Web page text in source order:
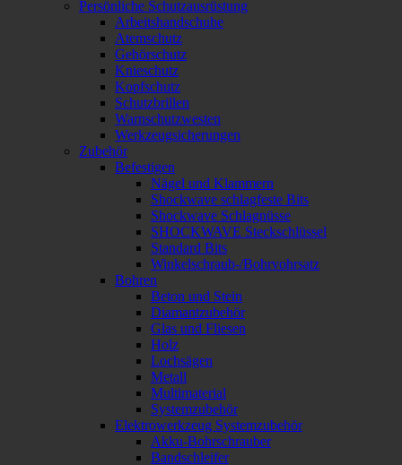
Persönliche Schutzausrüstung
Arbeitshandschuhe
Atemschutz
Gehörschutz
Knieschutz
Kopfschutz
Schutzbrillen
Warnschutzwesten
Werkzeugsicherungen
Zubehör
Befestigen
Nägel und Klammern
Shockwave schlagfeste Bits
Shockwave Schlagnüsse
SHOCKWAVE Steckschlüssel
Standard Bits
Winkelschraub-/Bohrvohrsatz
Bohren
Beton und Stein
Diamantzubehör
Glas und Fliesen
Holz
Lochsägen
Metall
Multimaterial
Systemzubehör
Elektrowerkzeug Systemzubehör
Akku-Bohrschrauber
Bandschleifer